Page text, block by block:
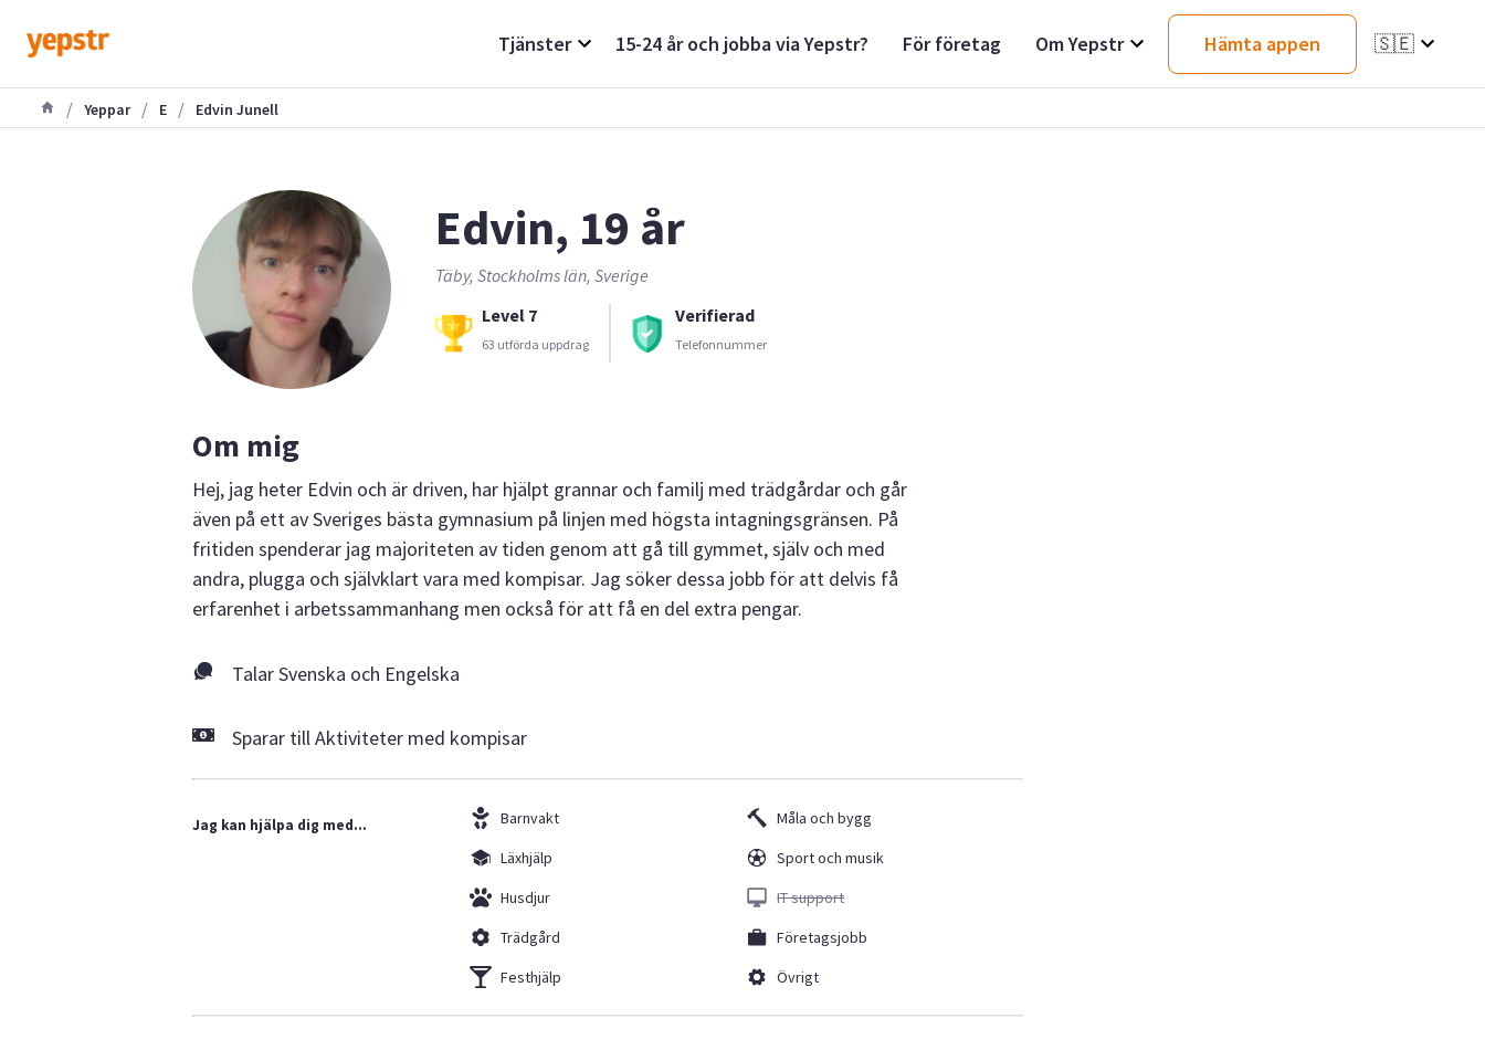
Tjänster 15-24 år och jobba via Yepstr? För företag Om Yepstr Hämta appen 🇸🇪
/ Yeppar / E / Edvin Junell
Edvin, 19 år
Täby, Stockholms län, Sverige
Level 7
63 utförda uppdrag
Verifierad
Telefonnummer
Om mig
Hej, jag heter Edvin och är driven, har hjälpt grannar och familj med trädgårdar och går
även på ett av Sveriges bästa gymnasium på linjen med högsta intagningsgränsen. På
fritiden spenderar jag majoriteten av tiden genom att gå till gymmet, själv och med
andra, plugga och självklart vara med kompisar. Jag söker dessa jobb för att delvis få
erfarenhet i arbetssammanhang men också för att få en del extra pengar.
Talar Svenska och Engelska
Sparar till Aktiviteter med kompisar
Jag kan hjälpa dig med...
Barnvakt
Läxhjälp
Husdjur
Trädgård
Festhjälp
Måla och bygg
Sport och musik
IT support
Företagsjobb
Övrigt